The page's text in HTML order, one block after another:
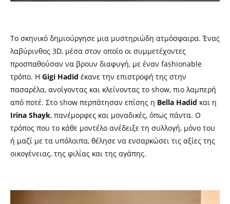
Το σκηνικό δημιούργησε μια μυστηριώδη ατμόσφαιρα. Ένας
λαβύρινθος 3D, μέσα στον οποίο οι συμμετέχοντες
προσπαθούσαν να βρουν διαφυγή, με έναν fashionable
τρόπο. Η Gigi Hadid έκανε την επιστροφή της στην
πασαρέλα, ανοίγοντας και κλείνοντας το show, πιο λαμπερή
από ποτέ. Στο show περπάτησαν επίσης η Bella Hadid και η
Irina Shayk, πανέμορφες και μοναδικές, όπως πάντα. Ο
τρόπος που το κάθε μοντέλο ανέδειξε τη συλλογή, μόνο του
ή μαζί με τα υπόλοιπα, θέλησε να ενσαρκώσει τις αξίες της
οικογένειας, της φιλίας και της αγάπης.